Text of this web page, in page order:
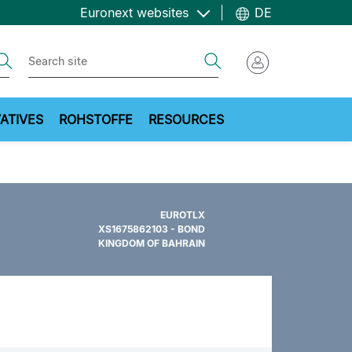
Euronext websites DE
ROHSTOFFE RESOURCES
EUROTLX
XS1675862103 - BOND
KINGDOM OF BAHRAIN